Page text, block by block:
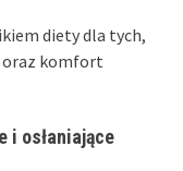
diety dla tych,
oraz komfort
i osłaniające